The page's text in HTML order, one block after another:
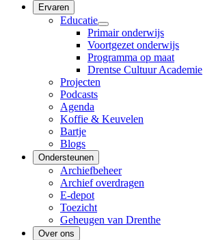
Ervaren
Educatie
Primair onderwijs
Voortgezet onderwijs
Programma op maat
Drentse Cultuur Academie
Projecten
Podcasts
Agenda
Koffie & Keuvelen
Bartje
Blogs
Ondersteunen
Archiefbeheer
Archief overdragen
E-depot
Toezicht
Geheugen van Drenthe
Over ons